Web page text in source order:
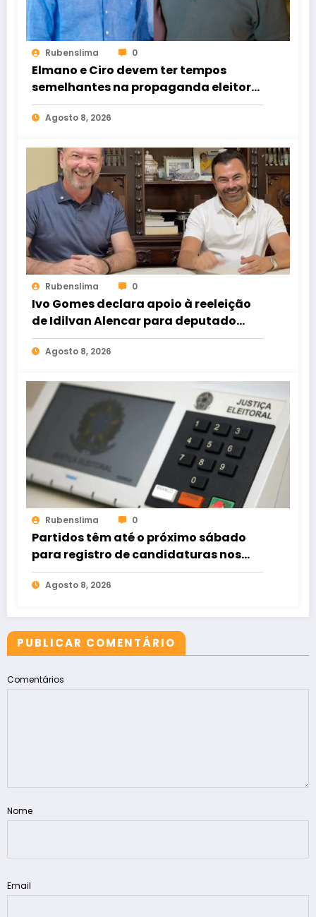
Rubenslima 0
Elmano e Ciro devem ter tempos
semelhantes na propaganda eleitoral
de rádio e TV
Agosto 8, 2026
Rubenslima 0
Ivo Gomes declara apoio à reeleição
de Idilvan Alencar para deputado
federal
Agosto 8, 2026
Rubenslima 0
Partidos têm até o próximo sábado
para registro de candidaturas nos
tribunais
Agosto 8, 2026
PUBLICAR COMENTÁRIO
Comentários
Nome
Email